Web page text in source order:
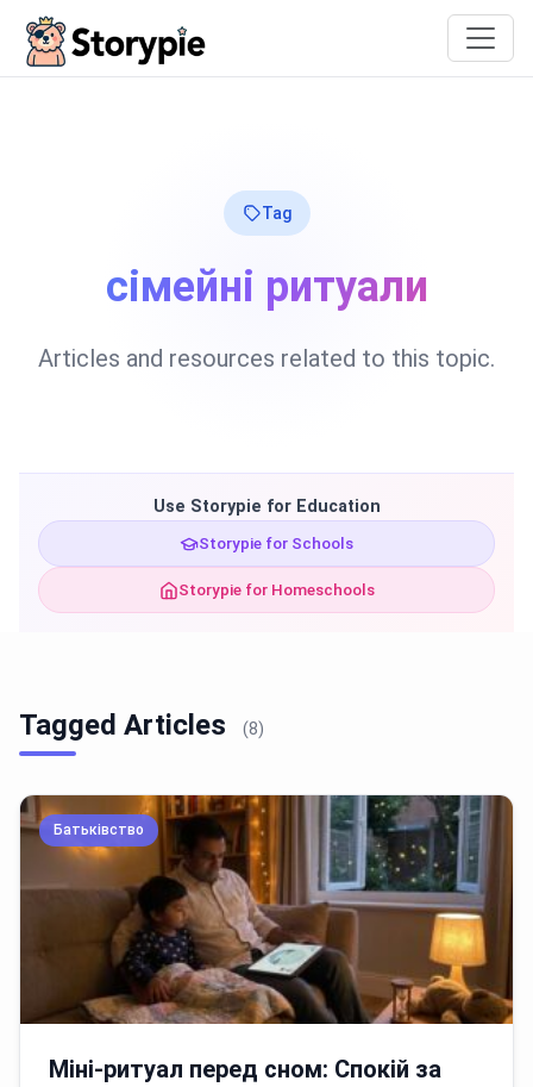
Tag
сімейні ритуали
Articles and resources related to this topic.
Use Storypie for Education
Storypie for Schools
Storypie for Homeschools
Tagged Articles (8)
Батьківство
Міні-ритуал перед сном: Спокій за